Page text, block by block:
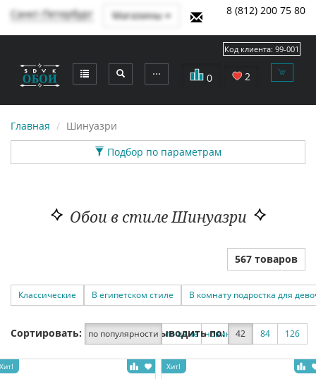
Санкт-Петербург Магазины 8 (812) 200 75 80
⋯ 0 2
Код клиента: 99-001
Главная
Шинуазри
Подбор по параметрам
Обои в стиле Шинуазри
567 товаров
Классические В египетском стиле В комнату подростка для
Сортировать: по популярности по цене новинки по скидке
Выводить по: 42 84 126